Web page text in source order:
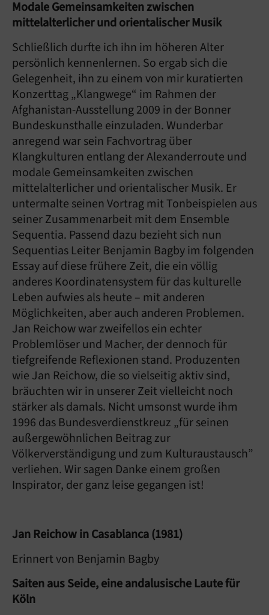
Modale Gemeinsamkeiten zwischen
mittelalterlicher und orientalischer Musik
Schließlich durfte ich ihn im höheren Alter
persönlich kennenlernen. So ergab sich die
Gelegenheit, ihn zu einem von mir kuratierten
Konzerttag „Klangwege“ im Rahmen der
Afghanistan-Ausstellung 2009 in der Bonner
Bundeskunsthalle einzuladen. Wunderbar
anregend war sein Fachvortrag über
Klangkulturen entlang der Alexanderroute und
modale Gemeinsamkeiten zwischen
mittelalterlicher und orientalischer Musik. Er
untermalte seinen Vortrag mit Tonbeispielen aus
seiner Zusammenarbeit mit dem Ensemble
Sequentia. Passend dazu bezieht sich nun
Sequentias Leiter Benjamin Bagby im folgenden
Essay auf diese frühere Zeit, die ein völlig
anderes Koordinatensystem für das kulturelle
Leben aufwies als heute – mit anderen
Möglichkeiten, aber auch anderen Problemen.
Jan Reichow war zweifellos ein echter
Problemlöser und Macher, der dennoch für
tiefgreifende Reflexionen stand. Produzenten
wie Jan Reichow, die so vielseitig aktiv sind,
bräuchten wir in unserer Zeit vielleicht noch
stärker als damals. Nicht umsonst wurde ihm
1996 das Bundesverdienstkreuz „für seinen
außergewöhnlichen Beitrag zur
Völkerverständigung und zum Kulturaustausch”
verliehen. Wir sagen Danke einem großen
Inspirator, der ganz leise gegangen ist!
Jan Reichow in Casablanca (1981)
Erinnert von Benjamin Bagby
Saiten aus Seide, eine andalusische Laute für
Köln